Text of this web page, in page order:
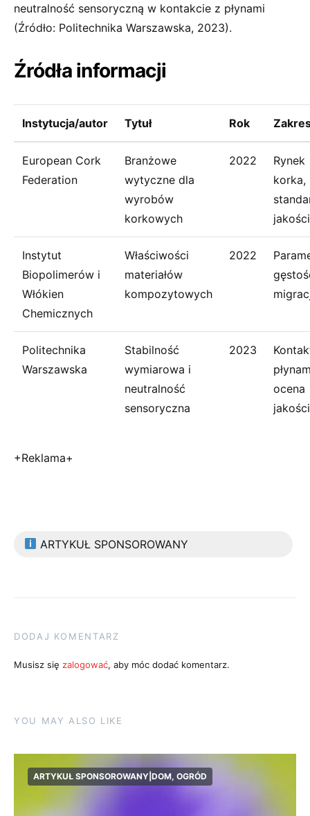
neutralność sensoryczną w kontakcie z płynami
(Źródło: Politechnika Warszawska, 2023).
Źródła informacji
Instytucja/autor Tytuł Rok
European Cork
Federation
Branżowe
wytyczne dla
wyrobów
korkowych
2022
Rynek
korka,
jakości
Instytut
Biopolimerów i
Włókien
Chemicznych
Właściwości
materiałów
kompozytowych
2022
Politechnika
Warszawska
Stabilność
wymiarowa i
neutralność
sensoryczna
2023
ocena
jakości
+Reklama+
ARTYKUŁ SPONSOROWANY
DODAJ KOMENTARZ
Musisz się zalogować, aby móc dodać komentarz.
YOU MAY ALSO LIKE
ARTYKUŁ SPONSOROWANY|DOM, OGRÓD